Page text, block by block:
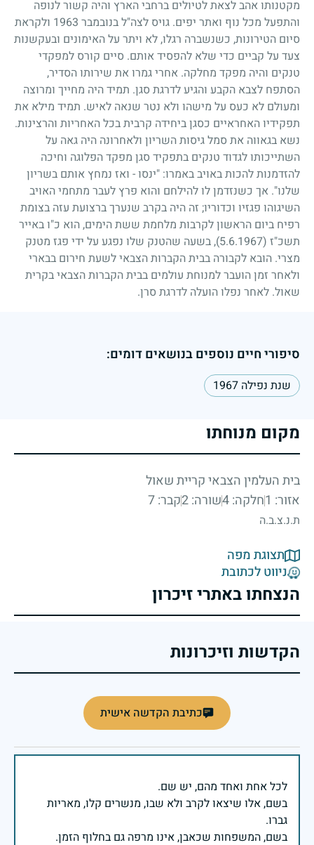
מקטנותו אהב לצאת לטיולים ברחבי הארץ והיה קשור לנופה
והתפעל מכל נוף ואתר יפים. גויס לצה"ל בנובמבר 1963 ולקראת
סיום הטירונות, כשנשברה רגלו, לא ויתר על האימונים ובעקשנות
צעד על קביים כדי שלא להפסיד אותם. סיים קורס למפקדי
טנקים והיה מפקד מחלקה. אחרי גמרו את שירותו הסדיר,
הסתפח לצבא הקבע והגיע לדרגת סגן. תמיד היה מחייך ומרוצה
ומעולם לא כעס על מישהו ולא נטר שנאה לאיש. תמיד מילא את
תפקידיו האחראיים כסגן ביחידה קרבית בכל האחריות והרצינות.
נשא בגאווה את סמל גיסות השריון ולאחרונה היה גאה על
השתייכותו לגדוד טנקים בתפקיד סגן מפקד הפלוגה וחיכה
להזדמנות להכות באויב באמרו: "ינסו - ואז נמחץ אותם בשריון
שלנו". אך כשנזדמן לו להילחם והוא פרץ לעבר מתחמי האויב
השיגוהו פגזיו וכדוריו; זה היה בקרב שנערך ברצועת עזה בצומת
רפיח ביום הראשון לקרבות מלחמת ששת הימים, הוא כ"ו באייר
תשכ"ז (5.6.1967)
, בשעה שהטנק שלו נפגע על ידי פגז מטנק
מצרי. הובא לקבורה בבית הקברות הצבאי לשעת חירום בבארי
ולאחר זמן הועבר למנוחת עולמים בבית הקברות הצבאי בקרית
שאול. לאחר נפלו הועלה לדרגת סרן.
סיפורי חיים נוספים בנושאים דומים:
שנת נפילה 1967
מקום מנוחתו
בית העלמין הצבאי קריית שאול
אזור: 1
חלקה: 4 שורה: 2 קבר: 7
ת.נ.צ.ב.ה
תצוגת מפה
ניווט לכתובת
הנצחתו באתרי זיכרון
הקדשות וזיכרונות
כתיבת הקדשה אישית
בשם, אלו שיצאו לקרב ולא שבו, מנשרים קלו, מאריות